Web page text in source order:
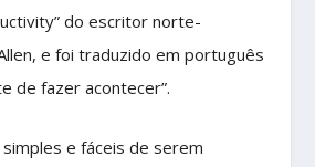
do escritor norte-
e foi traduzido em português
de fazer acontecer”.
e fáceis de serem